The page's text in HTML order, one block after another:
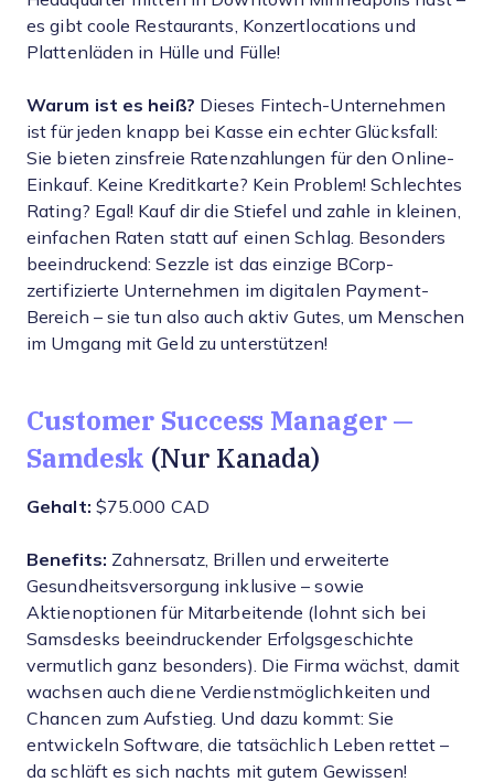
es gibt coole Restaurants, Konzertlocations und
Plattenläden in Hülle und Fülle!
Warum ist es heiß? Dieses Fintech-Unternehmen
ist für jeden knapp bei Kasse ein echter Glücksfall:
Sie bieten zinsfreie Ratenzahlungen für den Online-
Einkauf. Keine Kreditkarte? Kein Problem! Schlechtes
Rating? Egal! Kauf dir die Stiefel und zahle in kleinen,
einfachen Raten statt auf einen Schlag. Besonders
beeindruckend: Sezzle ist das einzige BCorp-
zertifizierte Unternehmen im digitalen Payment-
Bereich – sie tun also auch aktiv Gutes, um Menschen
im Umgang mit Geld zu unterstützen!
Customer Success Manager —
Samdesk (Nur Kanada)
Gehalt: $75.000 CAD
Benefits: Zahnersatz, Brillen und erweiterte
Gesundheitsversorgung inklusive – sowie
Aktienoptionen für Mitarbeitende (lohnt sich bei
Samsdesks beeindruckender Erfolgsgeschichte
vermutlich ganz besonders). Die Firma wächst, damit
wachsen auch diene Verdienstmöglichkeiten und
Chancen zum Aufstieg. Und dazu kommt: Sie
entwickeln Software, die tatsächlich Leben rettet –
da schläft es sich nachts mit gutem Gewissen!